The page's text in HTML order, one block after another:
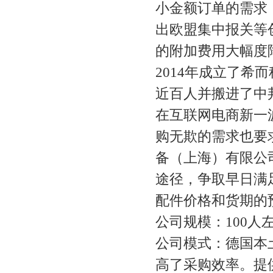
小金额订单的需求
出欧盟集中报关
的附加费用大幅度
2014年成立了希
近百人并搬进了中
在互联网电商新一
购无欺的需求也
备（上海）有限
途径，争取早日满
配件价格和货期的
公司规模：100人
公司模式：德国本
高了采购效率。提